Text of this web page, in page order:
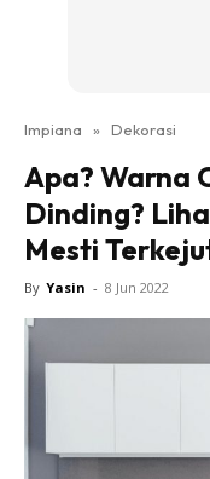
Ruang
Ruang
Direktori
Interior
Landskap
Dapur
Impiana » Dekorasi
Apa? Warna
Dinding?
Mesti
By Yasin - 8 Jun 2022